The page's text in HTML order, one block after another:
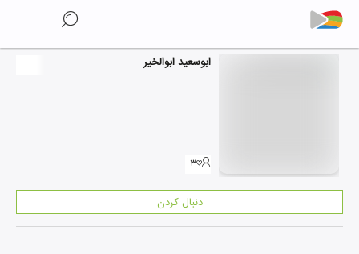
ابوسعید ابوالخیر
۳
دنبال کردن